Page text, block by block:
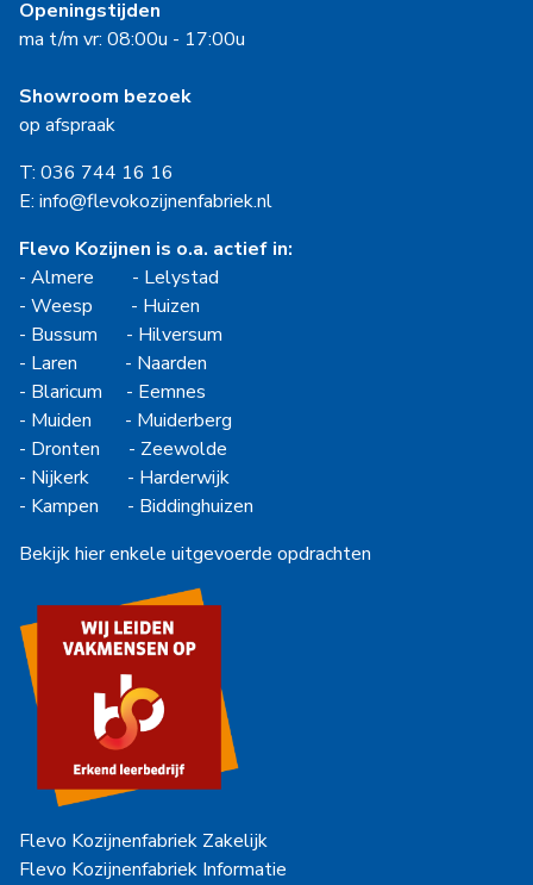
Openingstijden
ma t/m vr: 08:00u - 17:00u
Showroom bezoek
op afspraak
T: 036 744 16 16
E: info@flevokozijnenfabriek.nl
Flevo Kozijnen is o.a. actief in:
- Almere - Lelystad
- Weesp - Huizen
- Bussum - Hilversum
- Laren - Naarden
- Blaricum - Eemnes
- Muiden - Muiderberg
- Dronten - Zeewolde
- Nijkerk - Harderwijk
- Kampen - Biddinghuizen
Bekijk hier enkele uitgevoerde opdrachten
Flevo Kozijnenfabriek Zakelijk
Flevo Kozijnenfabriek Informatie